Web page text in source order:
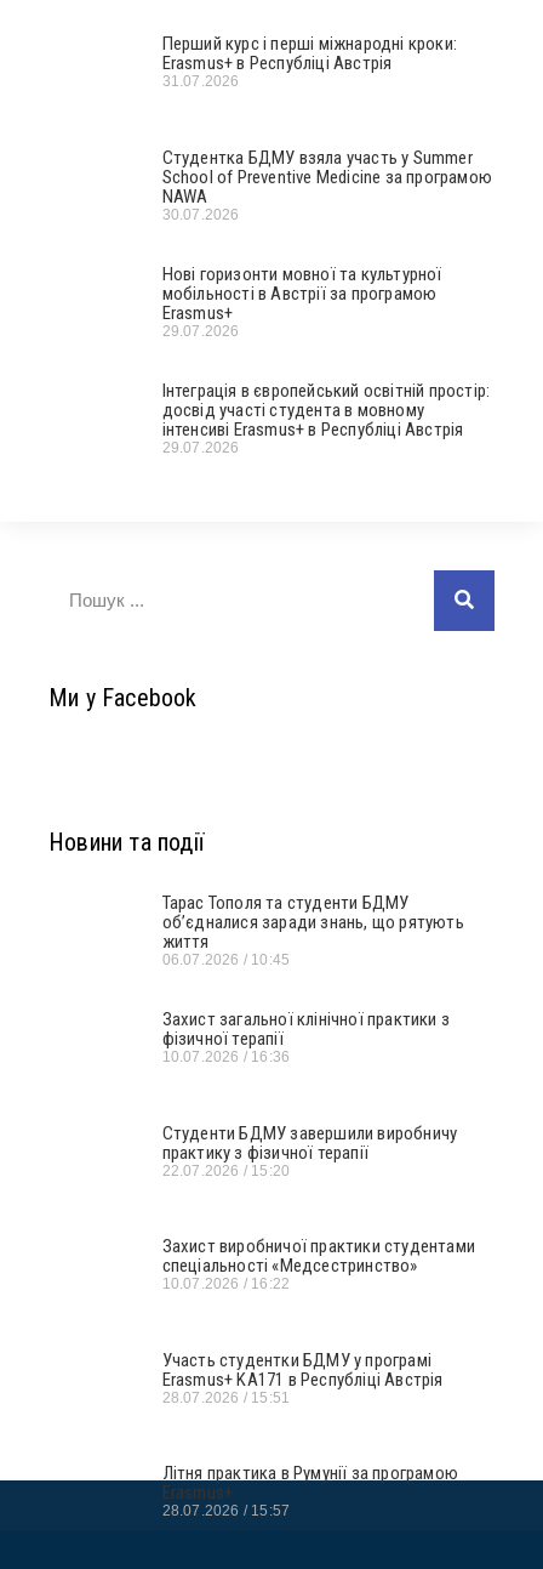
Перший курс і перші міжнародні кроки:
Erasmus+ в Республіці Австрія
31.07.2026
Студентка БДМУ взяла участь у Summer
School of Preventive Medicine за програмою
NAWA
30.07.2026
Нові горизонти мовної та культурної
мобільності в Австрії за програмою
Erasmus+
29.07.2026
Інтеграція в європейський освітній простір:
досвід участі студента в мовному
інтенсиві Erasmus+ в Республіці Австрія
29.07.2026
Ми у Facebook
Новини та події
Тарас Тополя та студенти БДМУ
об’єдналися заради знань, що рятують
життя
06.07.2026 10:45
Захист загальної клінічної практики з
фізичної терапії
10.07.2026 16:36
Студенти БДМУ завершили виробничу
практику з фізичної терапії
22.07.2026 15:20
Захист виробничої практики студентами
спеціальності «Медсестринство»
10.07.2026 16:22
Участь студентки БДМУ у програмі
Erasmus+ KA171 в Республіці Австрія
28.07.2026 15:51
Літня практика в Румунії за програмою
Erasmus+
28.07.2026 15:57